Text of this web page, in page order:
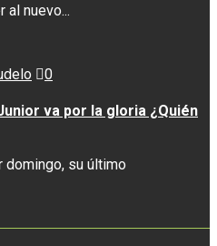
al nuevo...
0
va por la gloria ¿Quién
su último